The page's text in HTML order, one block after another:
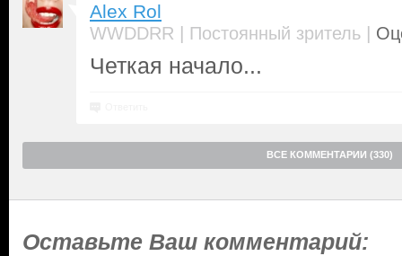
Alex Rol
WWDDRR | Постоянный зритель |
Четкая начало...
ВСЕ КОММЕНТАРИИ (330)
Оставьте Ваш комментарий: